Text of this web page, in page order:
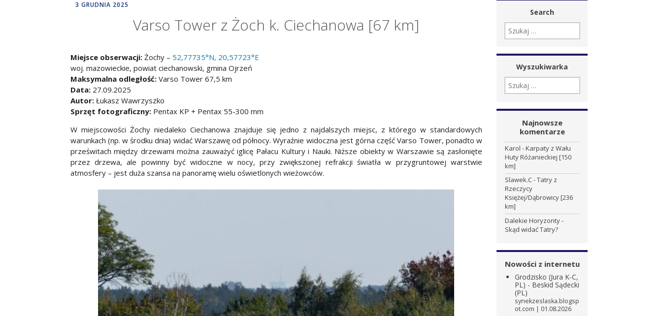
3 GRUDNIA 2025
Varso Tower z Żoch k. Ciechanowa [67 km]
Miejsce obserwacji:Żochy – 52,77735°N, 20,57723°E
woj. mazowieckie, powiat ciechanowski, gmina Ojrzeń
Maksymalna odległość:Varso Tower 67,5 km
Data:27.09.2025
Autor:Łukasz Wawrzyszko
Sprzęt fotograficzny:Pentax KP + Pentax 55-300 mm
W miejscowości Żochy niedaleko Ciechanowa znajduje się jedno z najdalszych miejsc, z którego w standardowych
warunkach (np. w środku dnia) widać Warszawę od północy. Wyraźnie widoczna jest górna część Varso Tower, ponadto w
prześwitach między drzewami można zauważyć iglicę Pałacu Kultury i Nauki. Niższe obiekty w Warszawie są zasłonięte
przez drzewa, ale powinny być widoczne w nocy, przy zwiększonej refrakcji światła w przygruntowej warstwie
atmosfery – jest duża szansa na panoramę wielu oświetlonych wieżowców.
Search
SZUKAJ:
Wyszukiwarka
SZUKAJ:
Najnowsze
komentarze
Karol -Karpaty z Wału
Huty Różanieckiej [150
km]
Slawek.C-Tatry z
Rzeczycy
Księżej/Dąbrowicy [236
km]
Dalekie Horyzonty-
Skąd widać Tatry?
Nowości z internetu
Grodzisko (Jura K-C,
PL) - Beskid Sądecki
(PL)
synekzeslaska.blogsp
ot.com
01.08.2026